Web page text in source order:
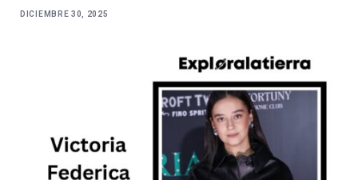
DICIEMBRE 30, 2025